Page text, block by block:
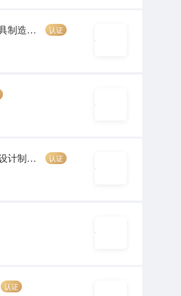
滦南县荣信五金工具制造有限公司 认证
唐山市长智农工具设计制造有限公司 认证
认证